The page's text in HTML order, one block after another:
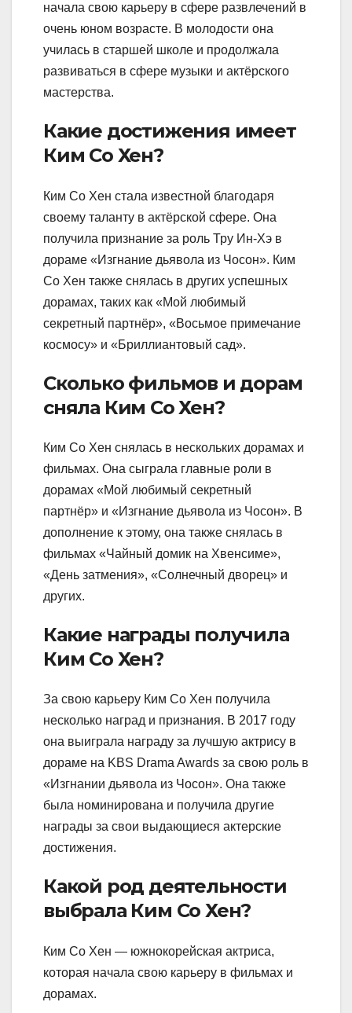
начала свою карьеру в сфере развлечений в
очень юном возрасте. В молодости она
училась в старшей школе и продолжала
развиваться в сфере музыки и актёрского
мастерства.
Какие достижения имеет
Ким Со Хен?
Ким Со Хен стала известной благодаря
своему таланту в актёрской сфере. Она
получила признание за роль Тру Ин-Хэ в
дораме «Изгнание дьявола из Чосон». Ким
Со Хен также снялась в других успешных
дорамах, таких как «Мой любимый
секретный партнёр», «Восьмое примечание
космосу» и «Бриллиантовый сад».
Сколько фильмов и дорам
сняла Ким Со Хен?
Ким Со Хен снялась в нескольких дорамах и
фильмах. Она сыграла главные роли в
дорамах «Мой любимый секретный
партнёр» и «Изгнание дьявола из Чосон». В
дополнение к этому, она также снялась в
фильмах «Чайный домик на Хвенсиме»,
«День затмения», «Солнечный дворец» и
других.
Какие награды получила
Ким Со Хен?
За свою карьеру Ким Со Хен получила
несколько наград и признания. В 2017 году
она выиграла награду за лучшую актрису в
дораме на KBS Drama Awards за свою роль в
«Изгнании дьявола из Чосон». Она также
была номинирована и получила другие
награды за свои выдающиеся актерские
достижения.
Какой род деятельности
выбрала Ким Со Хен?
Ким Со Хен — южнокорейская актриса,
которая начала свою карьеру в фильмах и
дорамах.